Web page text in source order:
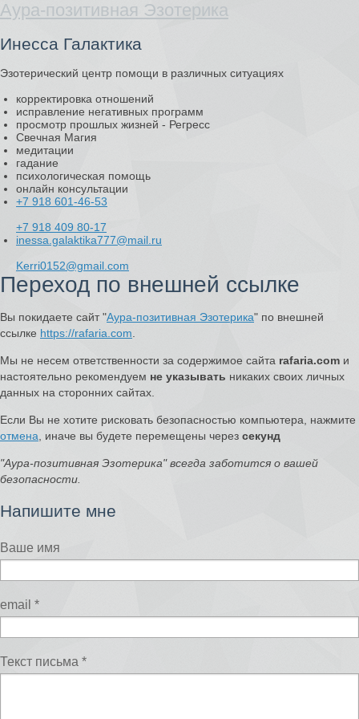
Аура-позитивная Эзотерика
Инесса Галактика
Эзотерический центр помощи в различных ситуациях
корректировка отношений
исправление негативных программ
просмотр прошлых жизней - Регресс
Свечная Магия
медитации
гадание
психологическая помощь
онлайн консультации
+7 918 601-46-53
+7 918 409 80-17
inessa.galaktika777@mail.ru
Kerri0152@gmail.com
Переход по внешней ссылке
Вы покидаете сайт "Аура-позитивная Эзотерика" по внешней
ссылке https://rafaria.com.
Мы не несем ответственности за содержимое сайта rafaria.com и
настоятельно рекомендуем не указывать никаких своих личных
данных на сторонних сайтах.
Если Вы не хотите рисковать безопасностью компьютера, нажмите
отмена, иначе вы будете перемещены через секунд
"Аура-позитивная Эзотерика" всегда заботится о вашей
безопасности.
Напишите мне
Ваше имя
email *
Текст письма *